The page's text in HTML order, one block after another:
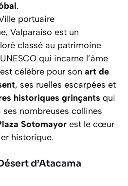
.
portuaire
Valparaíso est un
classé au patrimoine
qui incarne l’âme
célèbre pour son art de
, ses ruelles escarpées et
historiques grinçants qui
ses nombreuses collines
Sotomayor est le cœur
historique.
d’Atacama